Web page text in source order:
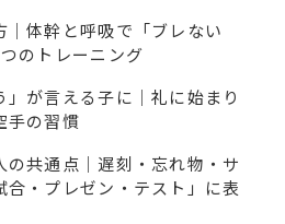
｜体幹と呼吸で「ブレない
のトレーニング
」が言える子に｜礼に始まり
手の習慣
の共通点｜遅刻・忘れ物・サ
合・プレゼン・テスト」に表